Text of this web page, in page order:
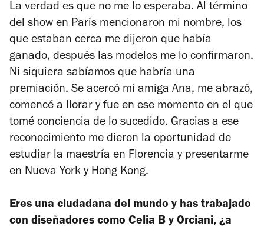
La verdad es que no me lo esperaba. Al término
del show en París mencionaron mi nombre, los
que estaban cerca me dijeron que había
ganado, después las modelos me lo confirmaron.
Ni siquiera sabíamos que habría una
premiación. Se acercó mi amiga Ana, me abrazó,
comencé a llorar y fue en ese momento en el que
tomé conciencia de lo sucedido. Gracias a ese
reconocimiento me dieron la oportunidad de
estudiar la maestría en Florencia y presentarme
en Nueva York y Hong Kong.
Eres una ciudadana del mundo y has trabajado
con diseñadores como Celia B y Orciani, ¿a